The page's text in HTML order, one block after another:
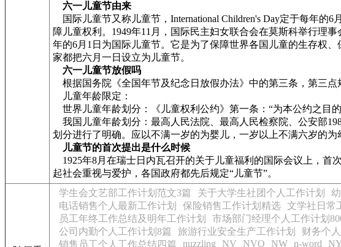
六一儿童节由来
国际儿童节又称儿童节，International Children's Day定于每年的
障儿童权利。1949年11月，国际民主妇女联合会在莫斯科举行理
年的6月1日为国际儿童节。它是为了保障世界各国儿童的生存权
家都把六月一日设立为儿童节。
六一儿童节放假吗
根据国务院《全国年节及纪念日放假办法》中的第三条，第三点
儿童年龄限定：
世界儿童年龄划分：《儿童权利公约》第一条：“为本公约之目
我国儿童年龄划分：最高人民法院、最高人民检察院、公安部
划分进行了明确。应以不满一岁的为婴儿，一岁以上不满六岁的为
儿童节的首次提出是什么时候
1925年8月在瑞士日内瓦召开的关于儿童福利的国际会议上，首
起社会重视与爱护，各国政府都先后规定“儿童节”。
学生会文艺部工作计划范文3篇 关于大学生社团个人工作计划
电话销售个人最新工作计划
保险销售工作计划精选 文学社日常
员工年终工作总结及明年工作计划
市场部门经理个人工作计划
公司内勤个人工作计划8篇
旅游行业安全生产工作计划 财务个
销售员工个人工作总结四篇
nuzzling NV NVQ NW n-word